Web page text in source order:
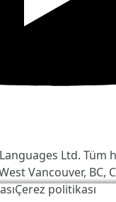
iyi hale getirmek
Ltd. Tüm
Vancouver, BC,
Çerez politikası